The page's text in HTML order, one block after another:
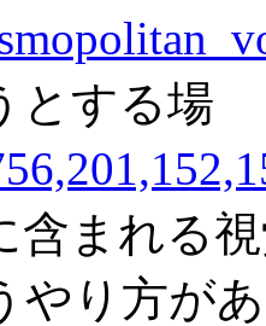
とする場
含まれる
やり方が